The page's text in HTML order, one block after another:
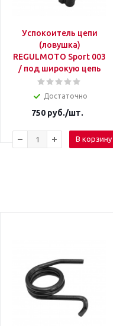
Успокоитель цепи
(ловушка)
REGULMOTO Sport 003
/ под широкую цепь
Достаточно
750 руб./шт.
В корзину